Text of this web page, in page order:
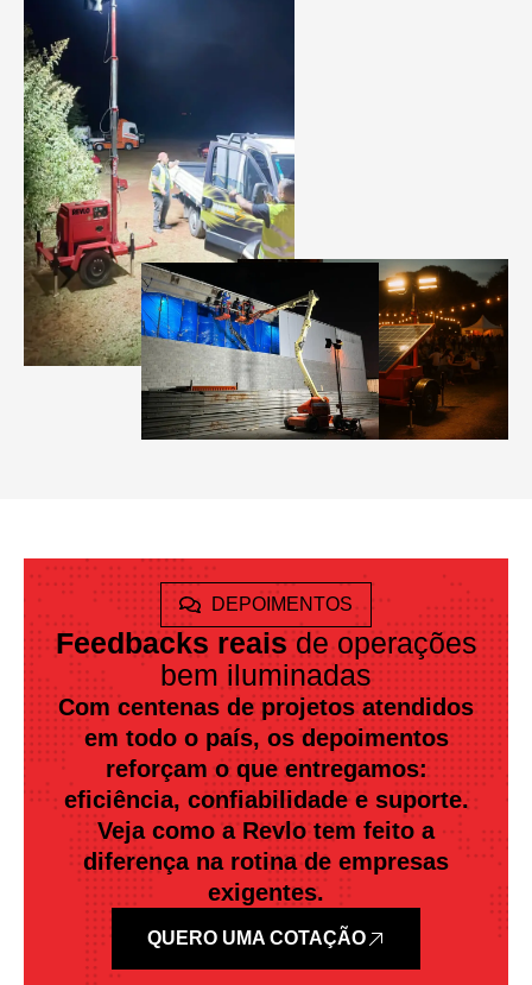
DEPOIMENTOS
Feedbacks reaisde operações
bem iluminadas
Com centenas de projetos atendidos
em todo o país, os depoimentos
reforçam o que entregamos:
eficiência, confiabilidade e suporte.
Veja como a Revlo tem feito a
diferença na rotina de empresas
exigentes.
QUERO UMA COTAÇÃO